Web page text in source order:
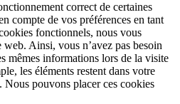
correct de certaines
compte de vos préférences en tant
fonctionnels, nous vous
Ainsi, vous n’avez pas besoin
mêmes informations lors de la visite
les éléments restent dans votre
Nous pouvons placer ces cookies